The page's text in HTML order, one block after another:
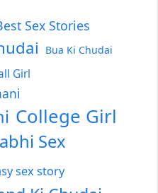
Sex Stories
Bua Ki Chudai
Girl
College Girl
Sex
sex story